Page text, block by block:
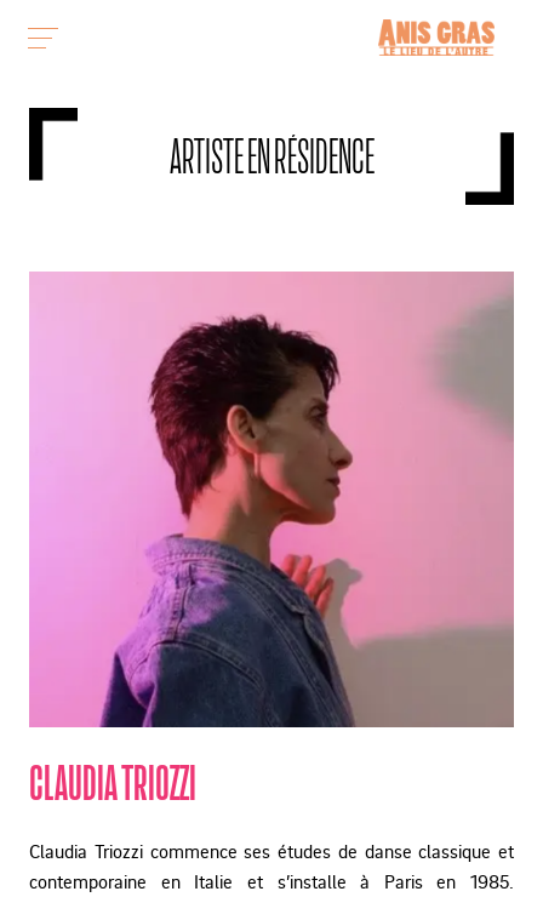
ARTISTE EN RÉSIDENCE
CLAUDIA TRIOZZI
Claudia Triozzi commence ses études de danse classique et
contemporaine en Italie et s’installe à Paris en 1985.